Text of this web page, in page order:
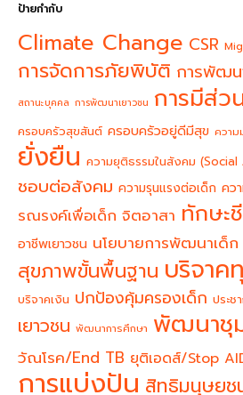
ป้ายกำกับ
Climate Change CSR
การจัดการภัยพิบัติ การพัฒน
สถานะบุคคล การพัฒนาเยาวชน การมีส่ว
ครอบครัวสุขสันต์ ครอบครัวอยู่ดีมีสุข ความ
ยั่งยืน ความยุติธรรมในสังคม (Social
ชอบต่อสังคม ความรุนแรงต่อเด็ก คว
รณรงค์เพื่อเด็ก จิตอาสา ทักษะ
อาชีพเยาวชน นโยบายการพัฒนาเด็ก
สุขภาพขั้นพื้นฐาน บริจาค
บริจาคเงิน ปกป้องคุ้มครองเด็ก ประช
เยาวชน พัฒนาการศึกษา พัฒนาชุ
วัณโรค/End TB ยุติเอดส์/Stop
การแบ่งปัน สิทธิมนุษยช